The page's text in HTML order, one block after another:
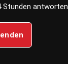
Stunden antworten